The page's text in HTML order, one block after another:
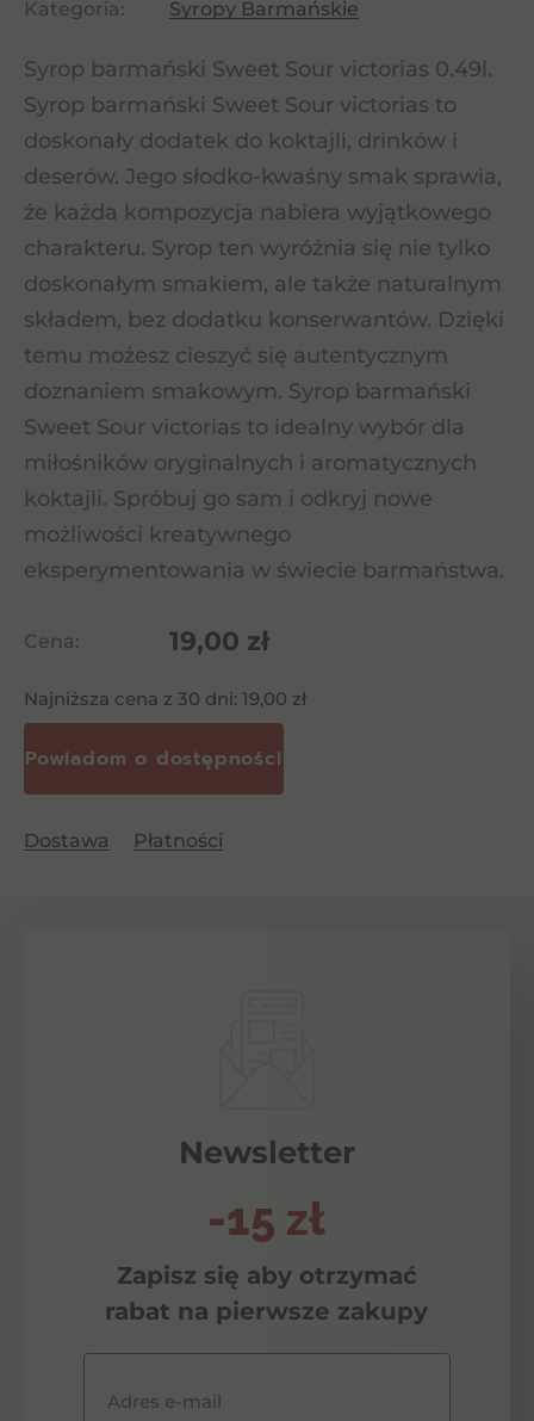
Kategoria:
Syropy Barmańskie
Syrop barmański Sweet Sour victorias 0.49l.
Syrop barmański Sweet Sour victorias to
doskonały dodatek do koktajli, drinków i
deserów. Jego słodko-kwaśny smak sprawia,
że każda kompozycja nabiera wyjątkowego
charakteru. Syrop ten wyróżnia się nie tylko
doskonałym smakiem, ale także naturalnym
składem, bez dodatku konserwantów. Dzięki
temu możesz cieszyć się autentycznym
doznaniem smakowym. Syrop barmański
Sweet Sour victorias to idealny wybór dla
miłośników oryginalnych i aromatycznych
koktajli. Spróbuj go sam i odkryj nowe
możliwości kreatywnego
eksperymentowania w świecie barmaństwa.
Cena: 19,00 zł
Najniższa cena z 30 dni: 19,00 zł
Dostawa Płatności
Newsletter
-15 zł
Zapisz się aby otrzymać
rabat na pierwsze zakupy
Adres e-mail